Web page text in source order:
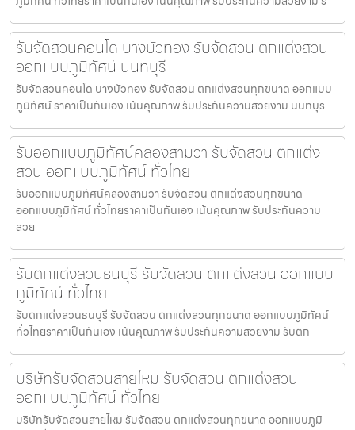
รับจัดสวนคอนโด บางบัวทอง รับจัดสวน ตกแต่งสวน
ออกแบบภูมิทัศน์ นนทบุรี
รับจัดสวนคอนโด บางบัวทอง รับจัดสวน ตกแต่งสวนทุกขนาด ออกแบบ
ภูมิทัศน์ ราคาเป็นกันเอง เน้นคุณภาพ รับประกันความสวยงาม นนทบุร
รับออกแบบภูมิทัศน์คลองสามวา รับจัดสวน ตกแต่ง
สวน ออกแบบภูมิทัศน์ ทั่วไทย
รับออกแบบภูมิทัศน์คลองสามวา รับจัดสวน ตกแต่งสวนทุกขนาด
ออกแบบภูมิทัศน์ ทั่วไทยราคาเป็นกันเอง เน้นคุณภาพ รับประกันความ
สวย
รับตกแต่งสวนธนบุรี รับจัดสวน ตกแต่งสวน ออกแบบ
ภูมิทัศน์ ทั่วไทย
รับตกแต่งสวนธนบุรี รับจัดสวน ตกแต่งสวนทุกขนาด ออกแบบภูมิทัศน์
ทั่วไทยราคาเป็นกันเอง เน้นคุณภาพ รับประกันความสวยงาม รับตก
บริษัทรับจัดสวนสายไหม รับจัดสวน ตกแต่งสวน
ออกแบบภูมิทัศน์ ทั่วไทย
บริษัทรับจัดสวนสายไหม รับจัดสวน ตกแต่งสวนทุกขนาด ออกแบบภูมิ